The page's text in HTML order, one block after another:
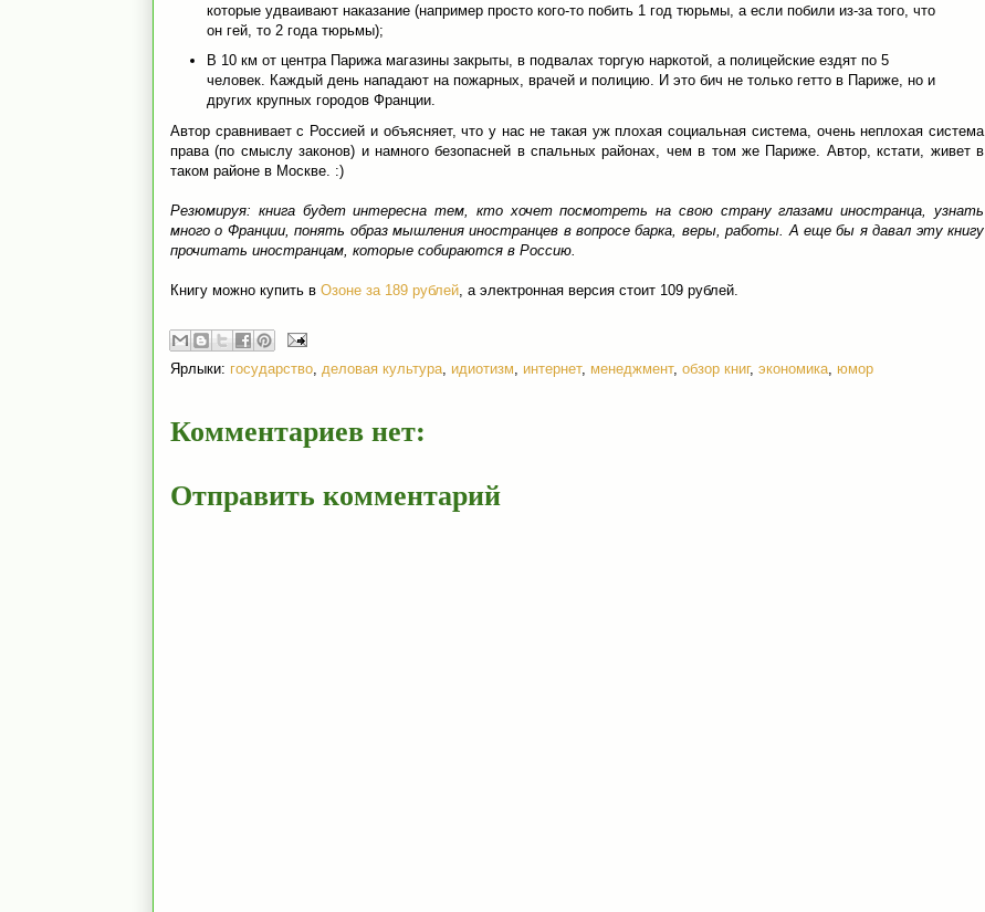
которые удваивают наказание (например просто кого-то побить 1 год тюрьмы, а если побили из-за того, что
он гей, то 2 года тюрьмы);
В 10 км от центра Парижа магазины закрыты, в подвалах торгую наркотой, а полицейские ездят по 5
человек. Каждый день нападают на пожарных, врачей и полицию. И это бич не только гетто в Париже, но и
других крупных городов Франции.
Автор сравнивает с Россией и объясняет, что у нас не такая уж плохая социальная система, очень неплохая система
права (по смыслу законов) и намного безопасней в спальных районах, чем в том же Париже. Автор, кстати, живет в
таком районе в Москве. :)
Резюмируя: книга будет интересна тем, кто хочет посмотреть на свою страну глазами иностранца, узнать
много о Франции, понять образ мышления иностранцев в вопросе барка, веры, работы. А еще бы я давал эту книгу
прочитать иностранцам, которые собираются в Россию.
Книгу можно купить в Озоне за 189 рублей, а электронная версия стоит 109 рублей.
Ярлыки: государство, деловая культура, идиотизм, интернет, менеджмент, обзор книг, экономика, юмор
Комментариев нет:
Отправить комментарий